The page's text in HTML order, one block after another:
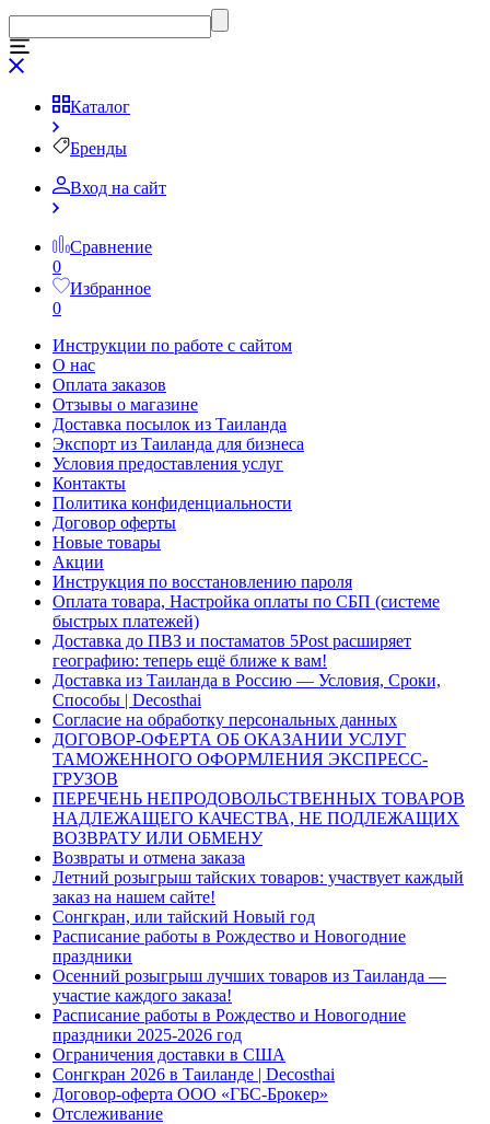
Каталог
Бренды
Вход на сайт
Сравнение
0
Избранное
0
Инструкции по работе с сайтом
О нас
Оплата заказов
Отзывы о магазине
Доставка посылок из Таиланда
Экспорт из Таиланда для бизнеса
Условия предоставления услуг
Контакты
Политика конфиденциальности
Договор оферты
Новые товары
Акции
Инструкция по восстановлению пароля
Оплата товара, Настройка оплаты по СБП (системе
быстрых платежей)
Доставка до ПВЗ и постаматов 5Post расширяет
географию: теперь ещё ближе к вам!
Доставка из Таиланда в Россию — Условия, Сроки,
Способы | Decosthai
Согласие на обработку персональных данных
ДОГОВОР-ОФЕРТА ОБ ОКАЗАНИИ УСЛУГ
ТАМОЖЕННОГО ОФОРМЛЕНИЯ ЭКСПРЕСС-
ГРУЗОВ
ПЕРЕЧЕНЬ НЕПРОДОВОЛЬСТВЕННЫХ ТОВАРОВ
НАДЛЕЖАЩЕГО КАЧЕСТВА, НЕ ПОДЛЕЖАЩИХ
ВОЗВРАТУ ИЛИ ОБМЕНУ
Возвраты и отмена заказа
Летний розыгрыш тайских товаров: участвует каждый
заказ на нашем сайте!
Сонгкран, или тайский Новый год
Расписание работы в Рождество и Новогодние
праздники
Осенний розыгрыш лучших товаров из Таиланда —
участие каждого заказа!
Расписание работы в Рождество и Новогодние
праздники 2025-2026 год
Ограничения доставки в США
Сонгкран 2026 в Таиланде | Decosthai
Договор-оферта ООО «ГБС-Брокер»
Отслеживание